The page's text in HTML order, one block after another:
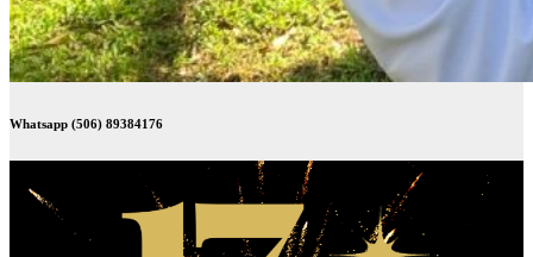
Whatsapp (506) 89384176